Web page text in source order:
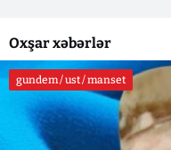
Oxşar xəbərlər
gundem / ust / manset